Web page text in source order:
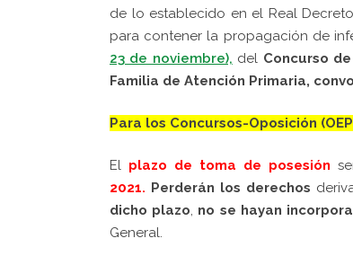
de lo establecido en el Real
para contener la propagación de
23 de noviembre), del Concurso
Familia de Atención Primaria,
Para los Concursos-Oposición
El plazo de toma de posesión
2021. Perderán los derechos
dicho plazo no se hayan
General.